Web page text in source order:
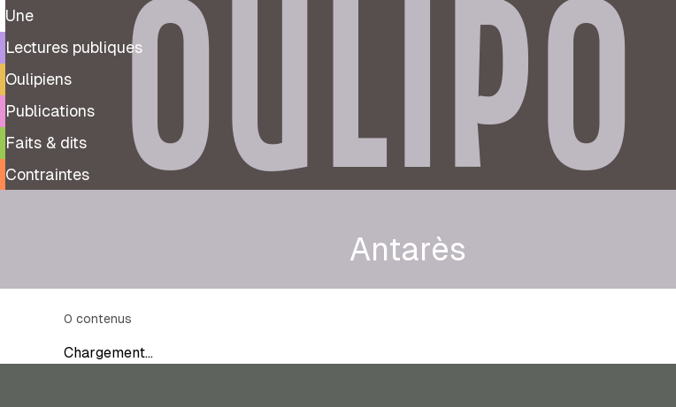
Une
Lectures publiques
Oulipiens
Publications
Faits & dits
Contraintes
OULIPO
Antarès
0 contenus
Chargement…